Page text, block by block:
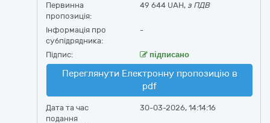
Первинна
пропозиція:
49 644 UAH, з ПДВ
Інформація про
субпідрядника:
-
Підпис: підписано
Переглянути Електронну пропозицію в
pdf
Дата та час
подання
30-03-2026, 14:14:16